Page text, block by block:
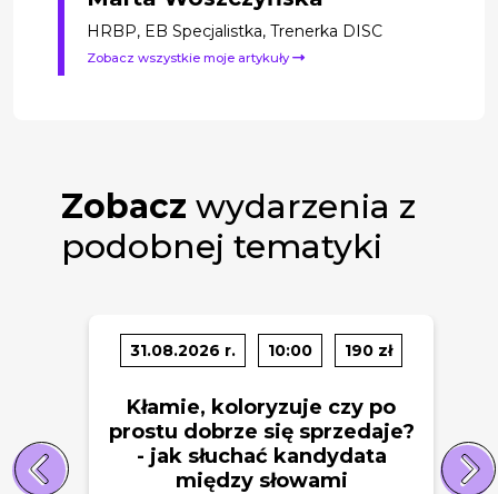
HRBP, EB Specjalistka, Trenerka DISC
Zobacz wszystkie moje artykuły
Zobacz wydarzenia z
podobnej tematyki
31.08.2026 r. 10:00 190 zł
Kłamie, koloryzuje czy po
prostu dobrze się sprzedaje?
- jak słuchać kandydata
między słowami